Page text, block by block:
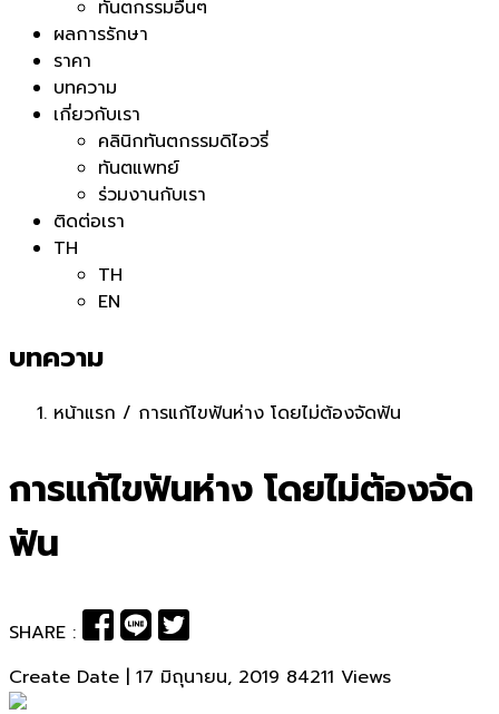
ทันตกรรมอื่นๆ
ผลการรักษา
ราคา
บทความ
เกี่ยวกับเรา
คลินิกทันตกรรมดิไอวรี่
ทันตแพทย์
ร่วมงานกับเรา
ติดต่อเรา
TH
TH
EN
บทความ
หน้าแรก / การแก้ไขฟันห่าง โดยไม่ต้องจัดฟัน
การแก้ไขฟันห่าง โดยไม่ต้องจัด
ฟัน
SHARE :
Create Date | 17 มิถุนายน, 2019 84211 Views